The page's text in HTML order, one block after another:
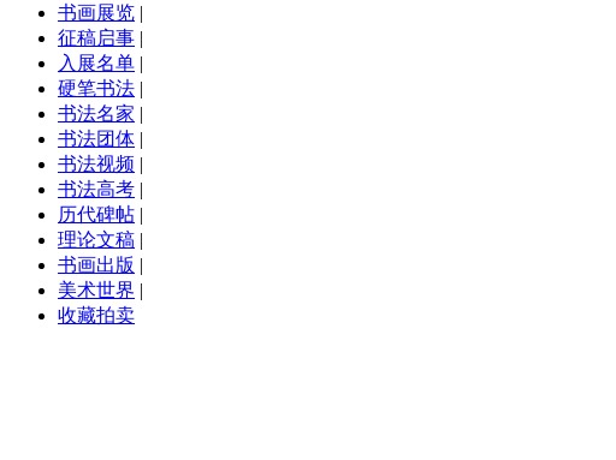
书画展览 |
征稿启事 |
入展名单 |
硬笔书法 |
书法名家 |
书法团体 |
书法视频 |
书法高考 |
历代碑帖 |
理论文稿 |
书画出版 |
美术世界 |
收藏拍卖